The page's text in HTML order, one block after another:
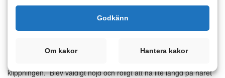
Fin i håret och nya byxor blev det
klippningen. Blev väldigt nöjd och roligt att ha lite längd på håret
Godkänn
Om kakor Hantera kakor